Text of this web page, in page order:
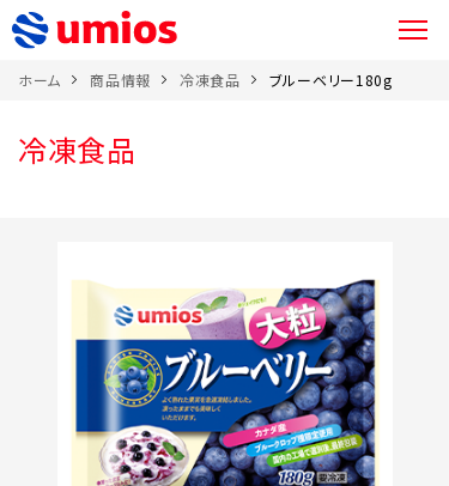
ホーム 商品情報 冷凍食品 ブルーベリー180g
冷凍食品